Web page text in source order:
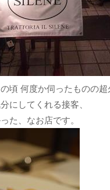
頃 何度か伺ったものの
にしてくれる接客、
た、なお店です。